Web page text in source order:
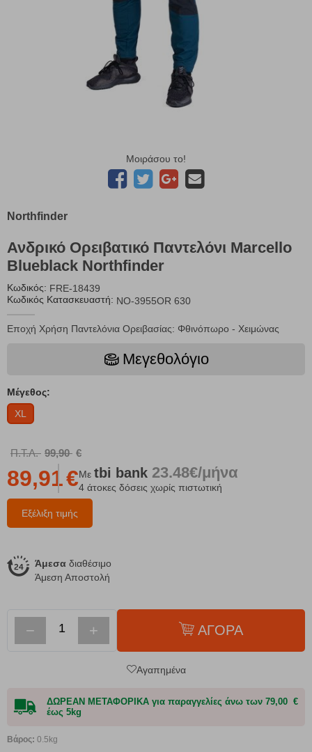
Μοιράσου το!
Northfinder
Ανδρικό Ορειβατικό Παντελόνι Marcello
Blueblack Northfinder
Κωδικός: FRE-18439
Κωδικός Κατασκευαστή: NO-3955OR 630
Εποχή Χρήση Παντελόνια Ορειβασίας: Φθινόπωρο - Χειμώνας
Μεγεθολόγιο
Μέγεθος:
XL
Π.Τ.Λ. 99,90 €
Εξέλιξη τιμής
89,91€Με tbi bank 23.48€/μήνα
4 άτοκες δόσεις χωρίς πιστωτική
Άμεσα διαθέσιμο
Άμεση Αποστολή
− + ΑΓΟΡΑ
Αγαπημένα
ΔΩΡΕΑΝ ΜΕΤΑΦΟΡΙΚΑ για παραγγελίες άνω των 79,00 €
έως 5kg
Βάρος: 0.5kg